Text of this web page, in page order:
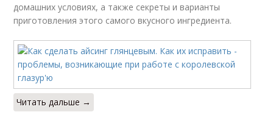
домашних условиях, а также секреты и варианты
приготовления этого самого вкусного ингредиента.
Читать дальше →